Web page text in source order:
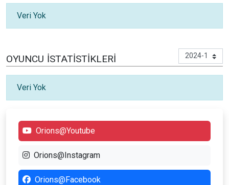
Veri Yok
OYUNCU İSTATISTIKLERI
Veri Yok
Orions@Youtube
Orions@Instagram
Orions@Facebook